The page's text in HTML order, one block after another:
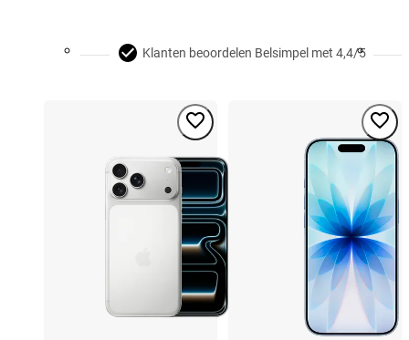
Klanten beoordelen Belsimpel met 4,4/5